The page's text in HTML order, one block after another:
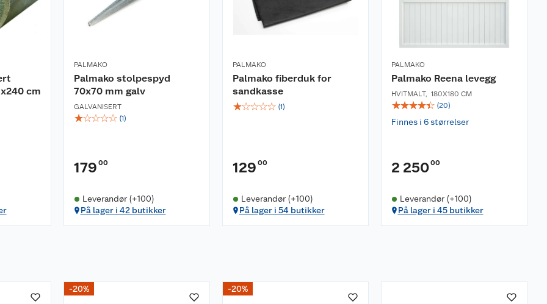
cm
PALMAKO
Palmako stolpespyd
70x70 mm galv
GALVANISERT
☆☆☆☆☆ (1)
179 00
Leverandør (+100)
På lager i 42 butikker
PALMAKO
Palmako fiberduk for
sandkasse
☆☆☆☆☆ (1)
129 00
Leverandør (+100)
På lager i 54 butikker
PALMAKO
Palmako Reena levegg
HVITMALT, 180X180 CM
☆☆☆☆☆ (20)
Finnes i 6 størrelser
2 25000
Leverandør (+100)
På lager i 45 butikker
-20% -20%